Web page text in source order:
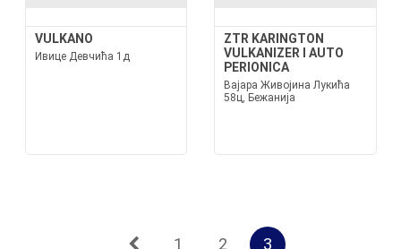
VULKANO
Ивице Девчића 1д
ZTR KARINGTON
VULKANIZER I AUTO
PERIONICA
Вајара Живојина Лукића
58ц, Бежанија
1 2 3